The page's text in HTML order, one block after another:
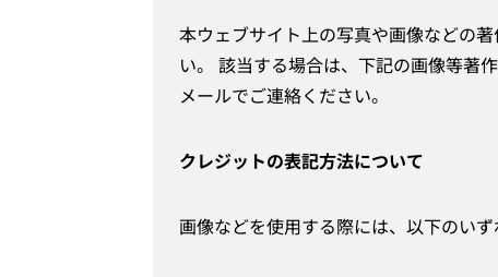
本ウェブサイト上の写真や画像などの
い。 該当する場合は、下記の画像等著
メールでご連絡ください。
クレジットの表記方法について
画像などを使用する際には、以下のい